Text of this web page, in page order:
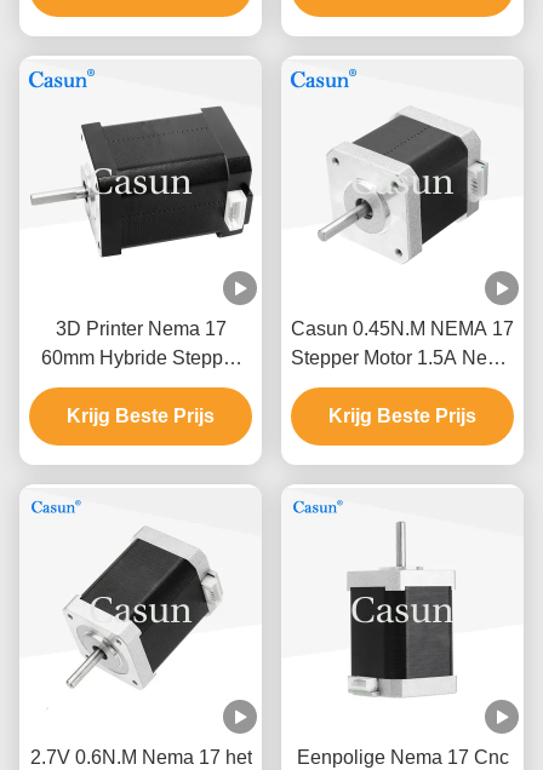
apparatuur
3D Printer Nema 17
60mm Hybride Stepper
Motor0.5a 0,78 N. M2
fase
Krijg Beste Prijs
Casun 0.45N.M NEMA 17
Stepper Motor 1.5A Nema
17 48mm fase 2 1,8
Graad
Krijg Beste Prijs
2.7V 0.6N.M Nema 17 het
Eenpolige Nema 17 Cnc